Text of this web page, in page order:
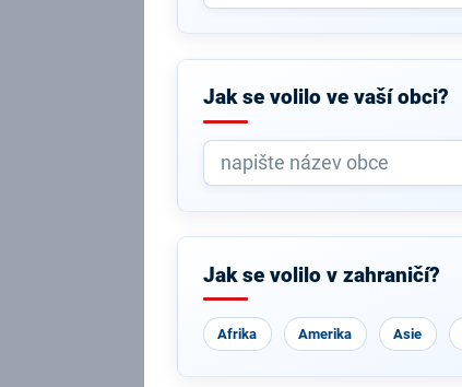
Jak se volilo ve vaší obci?
Jak se volilo v zahraničí?
Afrika Amerika Asie